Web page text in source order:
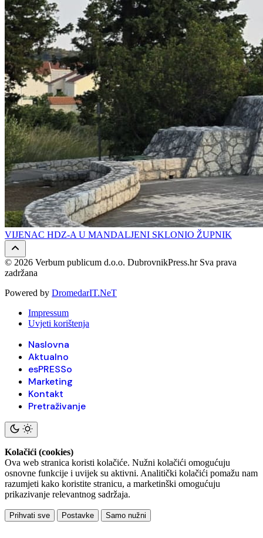
VIJENAC HDZ-A U MANDALJENI SKLONIO ŽUPNIK
© 2026 Verbum publicum d.o.o. DubrovnikPress.hr Sva prava
zadržana
Powered by DromedarIT.NeT
Impressum
Uvjeti korištenja
Naslovna
Aktualno
esPRESSo
Marketing
Kontakt
Pretraživanje
Kolačići (cookies)
Ova web stranica koristi kolačiće. Nužni kolačići omogućuju
osnovne funkcije i uvijek su aktivni. Analitički kolačići pomažu nam
razumjeti kako koristite stranicu, a marketinški omogućuju
prikazivanje relevantnog sadržaja.
Prihvati sve Postavke Samo nužni